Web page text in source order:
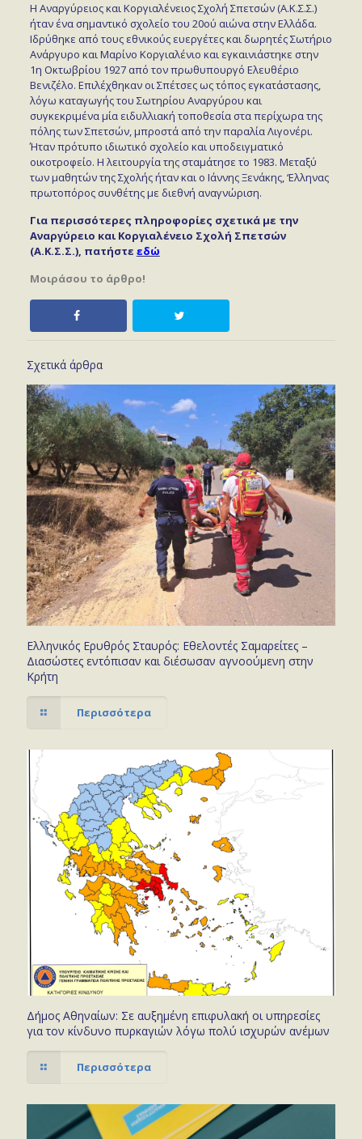
Η Αναργύρειος και Κοργιαλένειος Σχολή Σπετσών (Α.Κ.Σ.Σ.)
ήταν ένα σημαντικό σχολείο του 20ού αιώνα στην Ελλάδα.
Ιδρύθηκε από τους εθνικούς ευεργέτες και δωρητές Σωτήριο
Ανάργυρο και Μαρίνο Κοργιαλένιο και εγκαινιάστηκε στην
1η Οκτωβρίου 1927 από τον πρωθυπουργό Ελευθέριο
Βενιζέλο. Επιλέχθηκαν οι Σπέτσες ως τόπος εγκατάστασης,
λόγω καταγωγής του Σωτηρίου Αναργύρου και
συγκεκριμένα μία ειδυλλιακή τοποθεσία στα περίχωρα της
πόλης των Σπετσών, μπροστά από την παραλία Λιγονέρι.
Ήταν πρότυπο ιδιωτικό σχολείο και υποδειγματικό
οικοτροφείο. Η λειτουργία της σταμάτησε το 1983. Μεταξύ
των μαθητών της Σχολής ήταν και ο Ιάννης Ξενάκης, ‘Ελληνας
πρωτοπόρος συνθέτης με διεθνή αναγνώριση.
Για περισσότερες πληροφορίες σχετικά με την
Αναργύρειο και Κοργιαλένειο Σχολή Σπετσών
(Α.Κ.Σ.Σ.), πατήστε εδώ
Μοιράσου το άρθρο!
Σχετικά άρθρα
Ελληνικός Ερυθρός Σταυρός: Εθελοντές Σαμαρείτες –
Διασώστες εντόπισαν και διέσωσαν αγνοούμενη στην
Κρήτη
Περισσότερα
Δήμος Αθηναίων: Σε αυξημένη επιφυλακή οι υπηρεσίες
για τον κίνδυνο πυρκαγιών λόγω πολύ ισχυρών ανέμων
Περισσότερα